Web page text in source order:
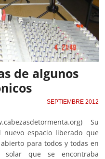
de algunos
SEPTIEMBRE 2012
Su
espacio liberado que
para todos y todas en
que se encontraba